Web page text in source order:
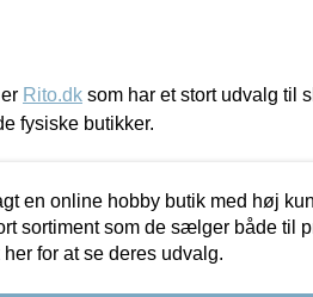
Rito.dk som har et stort udvalg til
fysiske butikker.
en online hobby butik med høj
sortiment som de sælger både til
for at se deres udvalg.